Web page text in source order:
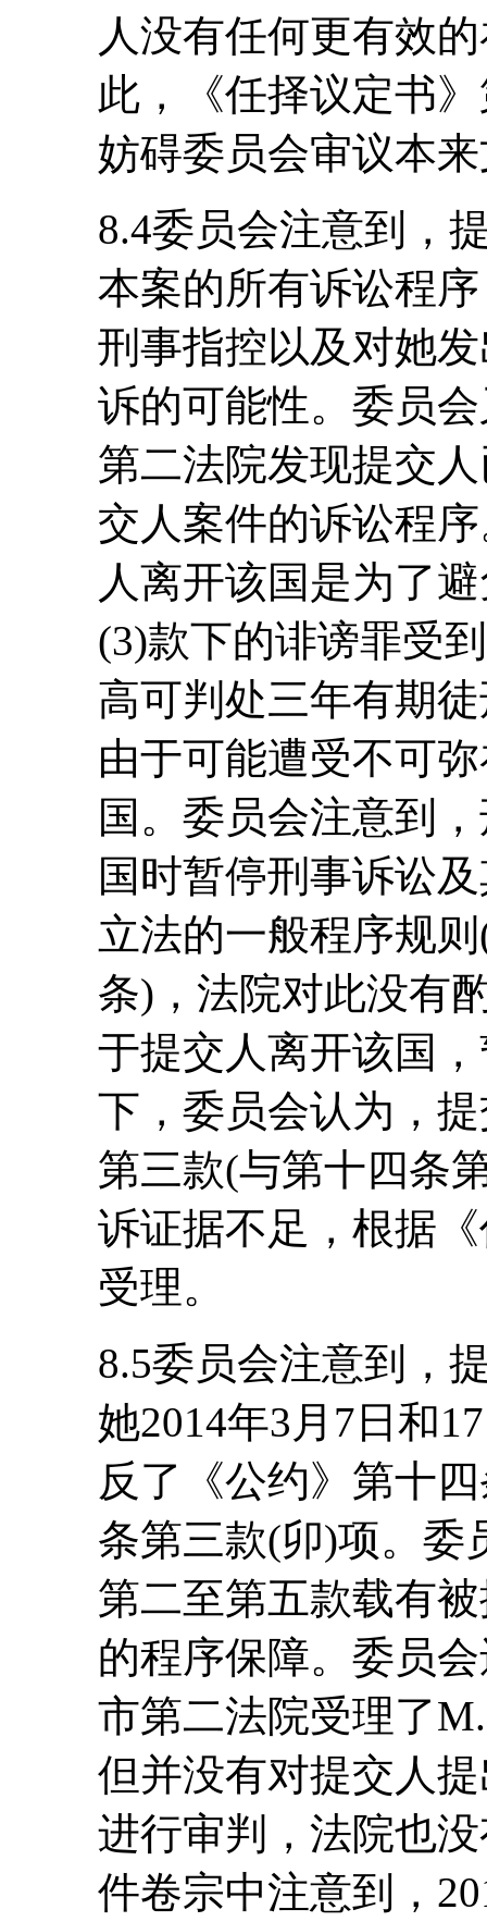
人没有任何更有效
此，《任择议定书
妨碍委员会审议本
8.4委员会注意到，
本案的所有诉讼程
刑事指控以及对她
诉的可能性。委员
第二法院发现提交
交人案件的诉讼程
人离开该国是为了
(3)款下的诽谤罪受
高可判处三年有期
由于可能遭受不可
国。委员会注意到
国时暂停刑事诉讼
立法的一般程序规
条)，法院对此没有
于提交人离开该国
下，委员会认为，
第三款(与第十四条
诉证据不足，根据
受理。
8.5委员会注意到，
她2014年3月7日和
反了《公约》第十
条第三款(卯)项。委
第二至第五款载有
的程序保障。委员
市第二法院受理了
但并没有对提交人
进行审判，法院也
件卷宗中注意到，